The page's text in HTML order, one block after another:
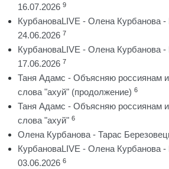
16.07.2026 9
КурбановаLIVE - Олена Курбанова -
24.06.2026 7
КурбановаLIVE - Олена Курбанова -
17.06.2026 7
Таня Адамс - Объясняю россиянам
слова "ахуй" (продолжение) 6
Таня Адамс - Объясняю россиянам
слова "ахуй" 6
Олена Курбанова - Тарас
КурбановаLIVE - Олена Курбанова -
03.06.2026 6